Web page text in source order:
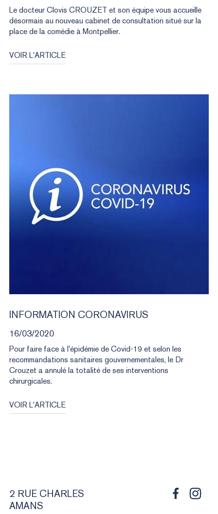
Le docteur Clovis CROUZET et son équipe vous accueille
désormais au nouveau cabinet de consultation situé sur la
place de la comédie à Montpellier.
VOIR L'ARTICLE
INFORMATION CORONAVIRUS
16/03/2020
Pour faire face à l'épidémie de Covid-19 et selon les
recommandations sanitaires gouvernementales, le Dr
Crouzet a annulé la totalité de ses interventions
chirurgicales.
VOIR L'ARTICLE
2 RUE CHARLES
AMANS